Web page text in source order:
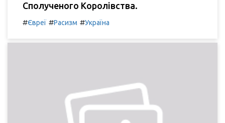
Сполученого Королівства.
#Євреї #Расизм #Україна